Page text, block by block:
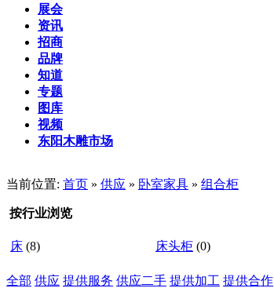
展会
资讯
招商
品牌
知道
专题
图库
视频
东阳木雕市场
当前位置: 首页 » 供应 » 卧室家具 » 组合柜
按行业浏览
床 (8) 床头柜 (0)
全部 供应 提供服务 供应二手 提供加工 提供合作